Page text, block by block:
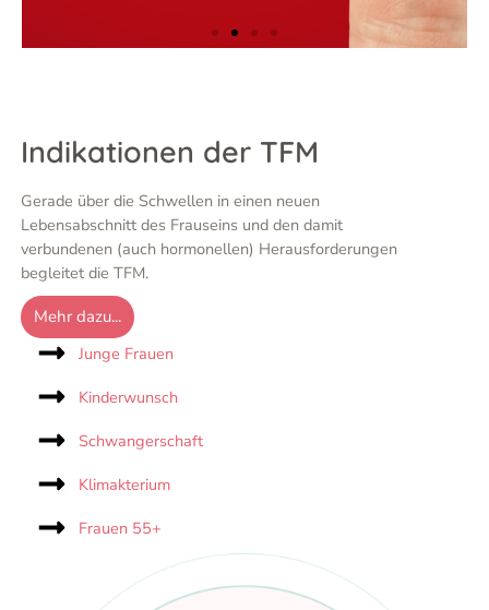
Auf dem Weg vom Paar zur
Familie begleitet die TFM in
Therapeutische
Fruchtbarkeitsmassage.
Indikationen der TFM
Gerade über die Schwellen in einen neuen
Lebensabschnitt des Frauseins und den damit
verbundenen (auch hormonellen) Herausforderungen
begleitet die TFM.
Mehr dazu...
Junge Frauen
Kinderwunsch
Schwangerschaft
Klimakterium
Frauen 55+